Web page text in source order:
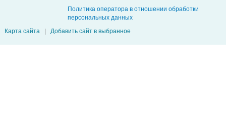
Политика оператора в отношении обработки
персональных данных
Карта сайта | Добавить сайт в выбранное